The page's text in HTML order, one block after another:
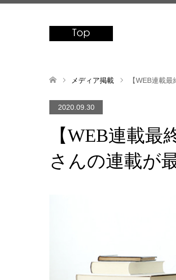
メディア掲載 【WEB連載
2020.09.30
【WEB連載最
さんの連載が